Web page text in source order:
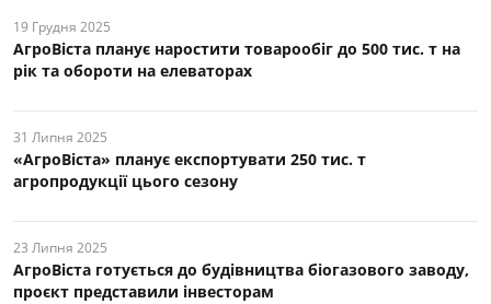
19 Грудня 2025
АгроВіста планує наростити товарообіг до 500 тис. т на
рік та обороти на елеваторах
31 Липня 2025
«АгроВіста» планує експортувати 250 тис. т
агропродукції цього сезону
23 Липня 2025
АгроВіста готується до будівництва біогазового заводу,
проєкт представили інвесторам